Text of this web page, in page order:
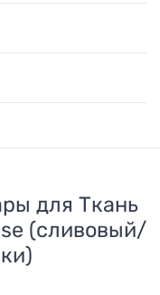
для Ткань
(сливовый/